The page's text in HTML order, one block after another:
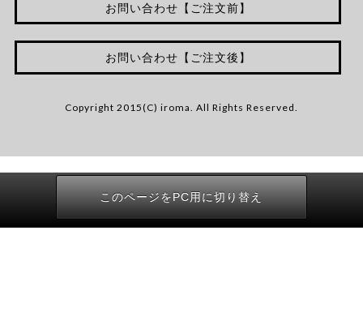
お問い合わせ【ご注文前】
お問い合わせ【ご注文後】
Copyright 2015(C) iroma. All Rights Reserved.
このページをPC用に切り替え